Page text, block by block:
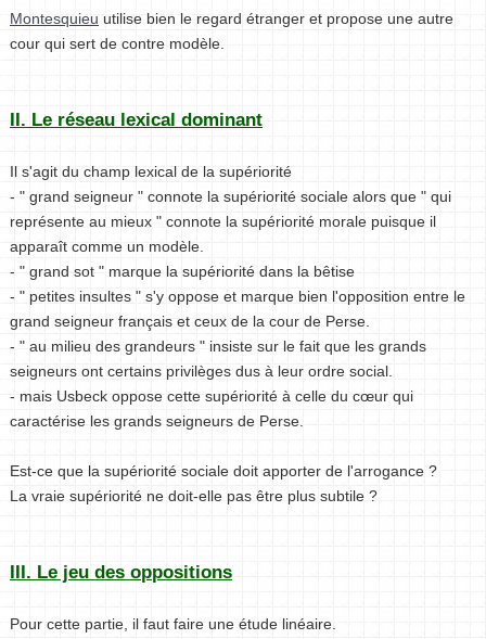
Montesquieu utilise bien le regard étranger et propose une autre
cour qui sert de contre modèle.
II. Le réseau lexical dominant
Il s'agit du champ lexical de la supériorité
- " grand seigneur " connote la supériorité sociale alors que " qui
représente au mieux " connote la supériorité morale puisque il
apparaît comme un modèle.
- " grand sot " marque la supériorité dans la bêtise
- " petites insultes " s'y oppose et marque bien l'opposition entre le
grand seigneur français et ceux de la cour de Perse.
- " au milieu des grandeurs " insiste sur le fait que les grands
seigneurs ont certains privilèges dus à leur ordre social.
- mais Usbeck oppose cette supériorité à celle du cœur qui
caractérise les grands seigneurs de Perse.
Est-ce que la supériorité sociale doit apporter de l'arrogance ?
La vraie supériorité ne doit-elle pas être plus subtile ?
III. Le jeu des oppositions
Pour cette partie, il faut faire une étude linéaire.